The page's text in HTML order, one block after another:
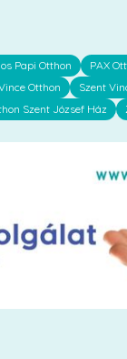
Papi Otthon PAX
Otthon Szent
Szent József Ház